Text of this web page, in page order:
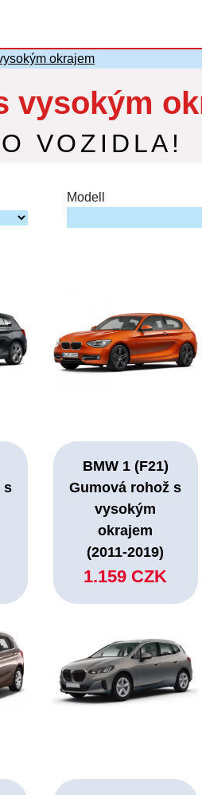
okrajem
vysokým
VOZIDLA!
Modell
s
BMW 1 (F21)
Gumová rohož s
vysokým
okrajem
(2011-2019)
1.159 CZK